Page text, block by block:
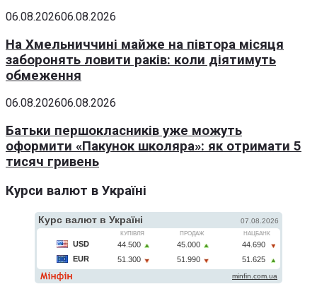
06.08.202606.08.2026
На Хмельниччині майже на півтора місяця
заборонять ловити раків: коли діятимуть
обмеження
06.08.202606.08.2026
Батьки першокласників уже можуть
оформити «Пакунок школяра»: як отримати 5
тисяч гривень
Курси валют в Україні